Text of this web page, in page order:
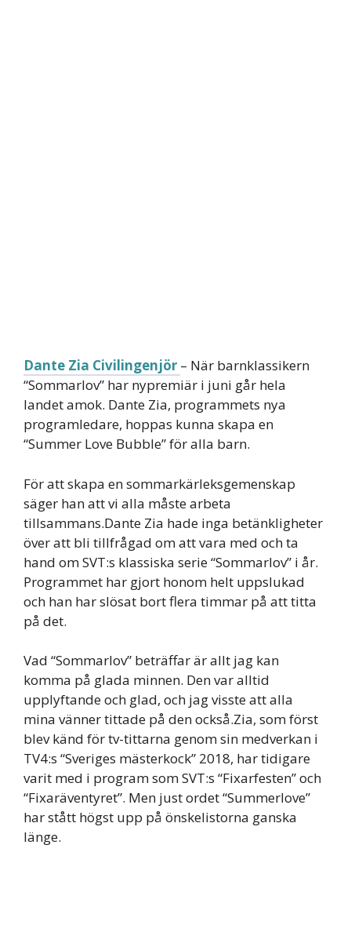
Dante Zia Civilingenjör – När barnklassikern
“Sommarlov” har nypremiär i juni går hela
landet amok. Dante Zia, programmets nya
programledare, hoppas kunna skapa en
“Summer Love Bubble” för alla barn.
För att skapa en sommarkärleksgemenskap
säger han att vi alla måste arbeta
tillsammans.Dante Zia hade inga betänkligheter
över att bli tillfrågad om att vara med och ta
hand om SVT:s klassiska serie “Sommarlov” i år.
Programmet har gjort honom helt uppslukad
och han har slösat bort flera timmar på att titta
på det.
Vad “Sommarlov” beträffar är allt jag kan
komma på glada minnen. Den var alltid
upplyftande och glad, och jag visste att alla
mina vänner tittade på den också.Zia, som först
blev känd för tv-tittarna genom sin medverkan i
TV4:s “Sveriges mästerkock” 2018, har tidigare
varit med i program som SVT:s “Fixarfesten” och
“Fixaräventyret”. Men just ordet “Summerlove”
har stått högst upp på önskelistorna ganska
länge.